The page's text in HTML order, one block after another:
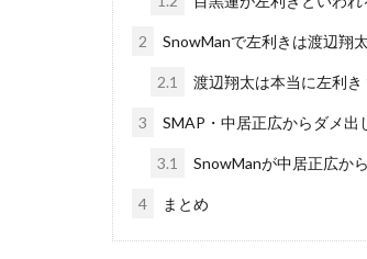
2 SnowManで左利きは渡辺翔
2.1 渡辺翔太は本当に左利き
3 SMAP・中居正広からダメ出
3.1 SnowManが中居正広か
4 まとめ